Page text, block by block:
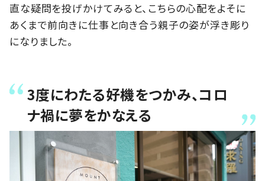
直な疑問を投げかけてみると、こちらの心配をよそに
あくまで前向きに仕事と向き合う親子の姿が浮き彫り
になりました。
3度にわたる好機をつかみ、コロ
ナ禍に夢をかなえる